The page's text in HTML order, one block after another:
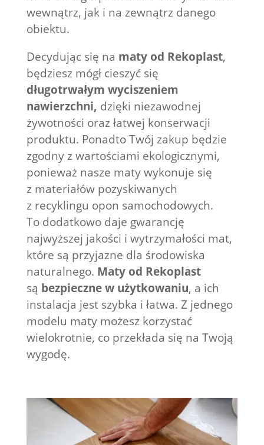
wewnątrz, jak i na zewnątrz danego
obiektu.
Decydując się na maty od Rekoplast,
będziesz mógł cieszyć się
długotrwałym wyciszeniem
nawierzchni, dzięki niezawodnej
żywotności oraz łatwej konserwacji
produktu. Ponadto Twój zakup będzie
zgodny z wartościami ekologicznymi,
ponieważ nasze maty wykonuje się
z materiałów pozyskiwanych
z recyklingu opon samochodowych.
To dodatkowo daje gwarancję
najwyższej jakości i wytrzymałości mat,
które są przyjazne dla środowiska
naturalnego. Maty od Rekoplast
są bezpieczne w użytkowaniu, a ich
instalacja jest szybka i łatwa. Z jednego
modelu maty możesz korzystać
wielokrotnie, co przekłada się na Twoją
wygodę.